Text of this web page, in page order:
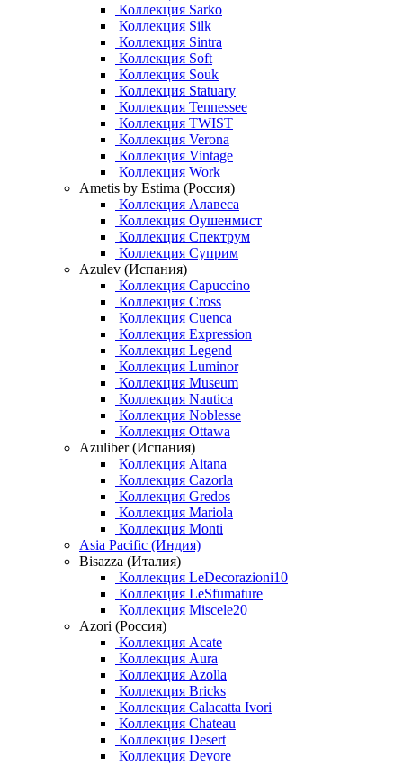
Коллекция Sarko
Коллекция Silk
Коллекция Sintra
Коллекция Soft
Коллекция Souk
Коллекция Statuary
Коллекция Tennessee
Коллекция TWIST
Коллекция Verona
Коллекция Vintage
Коллекция Work
Ametis by Estima (Россия)
Коллекция Алавеса
Коллекция Оушенмист
Коллекция Спектрум
Коллекция Суприм
Azulev (Испания)
Коллекция Capuccino
Коллекция Cross
Коллекция Cuenca
Коллекция Expression
Коллекция Legend
Коллекция Luminor
Коллекция Museum
Коллекция Nautica
Коллекция Noblesse
Коллекция Ottawa
Azuliber (Испания)
Коллекция Aitana
Коллекция Cazorla
Коллекция Gredos
Коллекция Mariola
Коллекция Monti
Asia Pacific (Индия)
Bisazza (Италия)
Коллекция LeDecorazioni10
Коллекция LeSfumature
Коллекция Miscele20
Azori (Россия)
Коллекция Acate
Коллекция Aura
Коллекция Azolla
Коллекция Bricks
Коллекция Calacatta Ivori
Коллекция Chateau
Коллекция Desert
Коллекция Devore